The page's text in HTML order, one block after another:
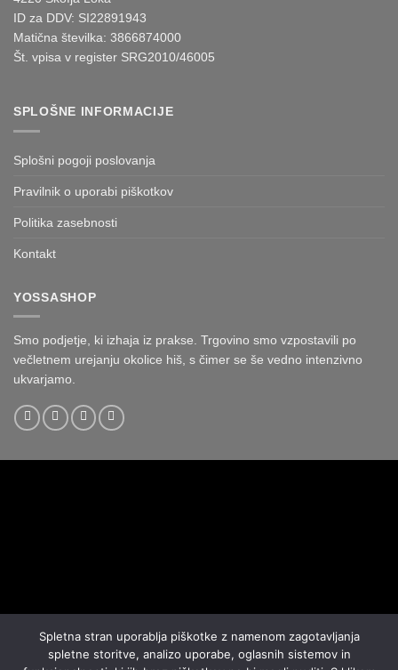
ID za DDV: SI22891943
Matična številka: 3866874000
Št. vpisa v register SRG2010/46005
SPLOŠNE INFORMACIJE
Splošni pogoji poslovanja
Pravilnik o uporabi piškotkov
Politika zasebnosti
Kontakt
YOSSASHOP
Smo podjetje, ki izhaja iz prakse. Trgovino smo vzpostavili po
večletnem urejanju okolice hiš, s čimer se še vedno intenzivno
ukvarjamo.
Visa MasterCardPayPal Credit
Spletna stran uporablja piškotke z namenom zagotavljanja
spletne storitve, analizo uporabe, oglasnih sistemov in